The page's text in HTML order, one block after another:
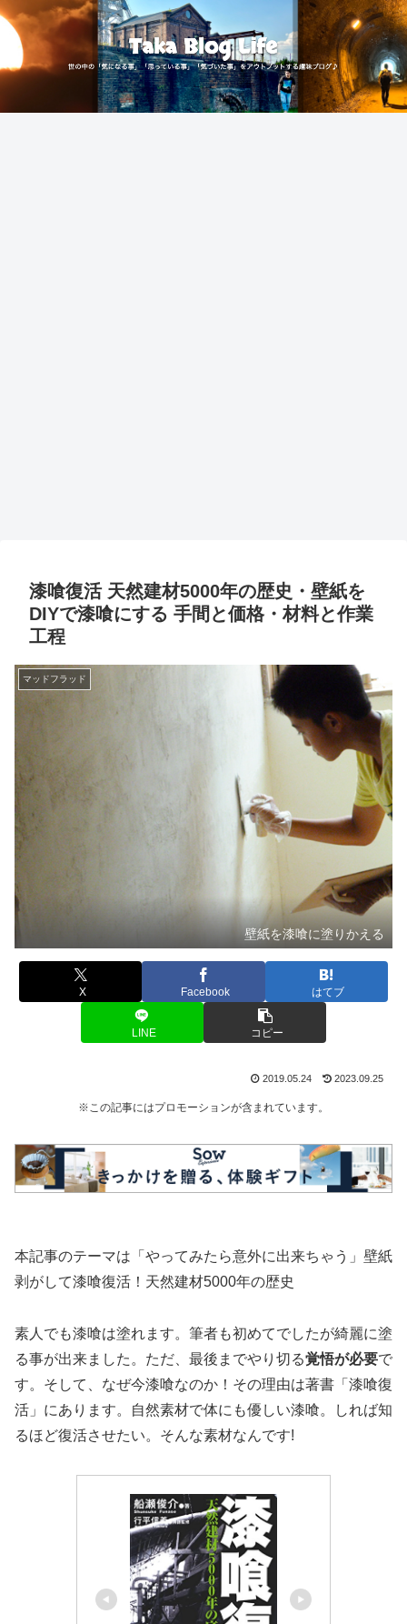
漆喰復活 天然建材5000年の歴史・壁紙を
DIYで漆喰にする 手間と価格・材料と作業
工程
マッドフラッド
壁紙を漆喰に塗りかえる
X Facebook はてブ
LINE コピー
2019.05.24 2023.09.25
※この記事にはプロモーションが含まれています。
本記事のテーマは「やってみたら意外に出来ちゃう」壁紙
剥がして漆喰復活！天然建材5000年の歴史
素人でも漆喰は塗れます。筆者も初めてでしたが綺麗に塗
る事が出来ました。ただ、最後までやり切る覚悟が必要で
す。そして、なぜ今漆喰なのか！その理由は著書「漆喰復
活」にあります。自然素材で体にも優しい漆喰。しれば知
るほど復活させたい。そんな素材なんです!